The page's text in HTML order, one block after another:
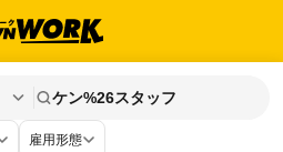
ケン%26スタッフ
雇用形態